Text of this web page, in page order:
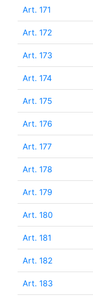
Art. 171
Art. 172
Art. 173
Art. 174
Art. 175
Art. 176
Art. 177
Art. 178
Art. 179
Art. 180
Art. 181
Art. 182
Art. 183